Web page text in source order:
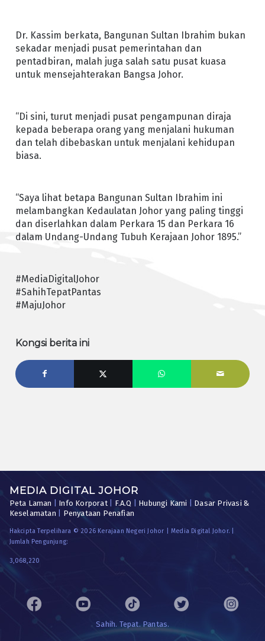
Dr. Kassim berkata, Bangunan Sultan Ibrahim bukan
sekadar menjadi pusat pemerintahan dan
pentadbiran, malah juga salah satu pusat kuasa
untuk mensejahterakan Bangsa Johor.
“Di sini, turut menjadi pusat pengampunan diraja
kepada beberapa orang yang menjalani hukuman
dan telah dibebaskan untuk menjalani kehidupan
biasa.
“Saya lihat betapa Bangunan Sultan Ibrahim ini
melambangkan Kedaulatan Johor yang paling tinggi
dan diserlahkan dalam Perkara 15 dan Perkara 16
dalam Undang-Undang Tubuh Kerajaan Johor 1895.”
#MediaDigitalJohor
#SahihTepatPantas
#MajuJohor
Kongsi berita ini
MEDIA DIGITAL JOHOR
Peta Laman Info Korporat| F.A.Q Hubungi Kami
Dasar Privasi &
Keselamatan
Penyataan Penafian
Hakcipta Terpelihara © 2026 Kerajaan Negeri Johor | Media Digital Johor. |
Jumlah Pengunjung:
3,068,220
Sahih. Tepat. Pantas.